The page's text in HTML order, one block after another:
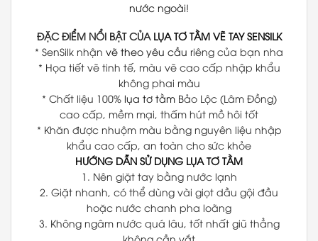
nước ngoài!
ĐẶC ĐIỂM NỔI BẬT CỦA LỤA TƠ TẰM VẼ TAY SENSILK
* SenSilk nhận vẽ theo yêu cầu riêng của bạn nha
* Họa tiết vẽ tinh tế, màu vẽ cao cấp nhập khẩu
không phai màu
* Chất liệu 100% lụa tơ tằmBảo Lộc (Lâm Đồng)
cao cấp, mềm mại, thấm hút mồ hôi tốt
* Khăn được nhuộm màu bằng nguyên liệu nhập
khẩu cao cấp, an toàn cho sức khỏe
HƯỚNG DẪN SỬ DỤNG LỤA TƠ TẰM
1. Nên giặt tay bằng nước lạnh
2. Giặt nhanh, có thể dùng vài giọt dầu gội đầu
hoặc nước chanh pha loãng
3. Không ngâm nước quá lâu, tốt nhất giũ thẳng